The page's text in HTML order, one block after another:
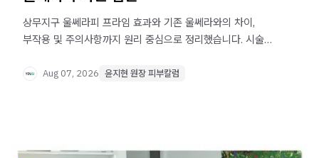
상무지구 울쎄라피 프라임 효과와 기존 울쎄라와의 차이,
부작용 및 주의사항까지 원리 중심으로 정리했습니다. 시술
Aug 07, 2026 윤지현 원장 피부칼럼